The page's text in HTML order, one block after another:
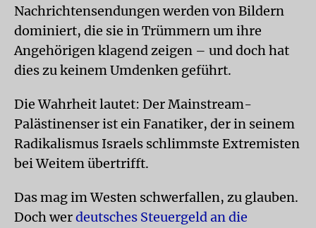
Nachrichtensendungen werden von Bildern
dominiert, die sie in Trümmern um ihre
Angehörigen klagend zeigen – und doch hat
dies zu keinem Umdenken geführt.
Die Wahrheit lautet: Der Mainstream-
Palästinenser ist ein Fanatiker, der in seinem
Radikalismus Israels schlimmste Extremisten
bei Weitem übertrifft.
Das mag im Westen schwerfallen, zu glauben.
Doch werdeutsches Steuergeld an die